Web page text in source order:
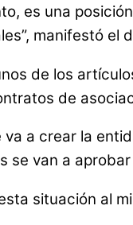
es una
manifestó el
de los
de
va a crear la
se van a
situación al